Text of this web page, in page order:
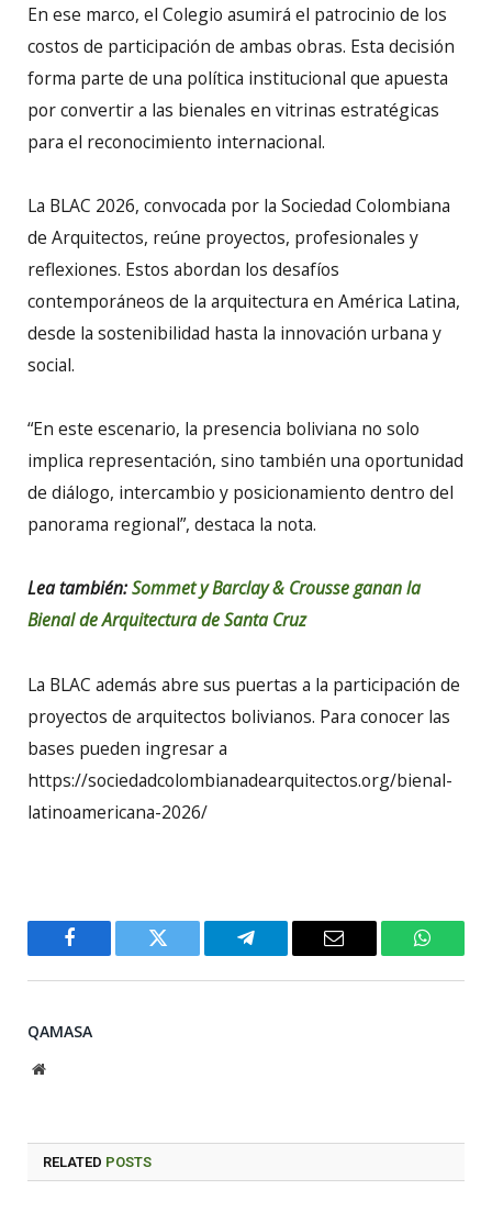
En ese marco, el Colegio asumirá el patrocinio de los
costos de participación de ambas obras. Esta decisión
forma parte de una política institucional que apuesta
por convertir a las bienales en vitrinas estratégicas
para el reconocimiento internacional.
La BLAC 2026, convocada por la Sociedad Colombiana
de Arquitectos, reúne proyectos, profesionales y
reflexiones. Estos abordan los desafíos
contemporáneos de la arquitectura en América Latina,
desde la sostenibilidad hasta la innovación urbana y
social.
“En este escenario, la presencia boliviana no solo
implica representación, sino también una oportunidad
de diálogo, intercambio y posicionamiento dentro del
panorama regional”, destaca la nota.
Lea también:Sommet y Barclay & Crousse ganan la
Bienal de Arquitectura de Santa Cruz
La BLAC además abre sus puertas a la participación de
proyectos de arquitectos bolivianos. Para conocer las
bases pueden ingresar a
https://sociedadcolombianadearquitectos.org/bienal-
latinoamericana-2026/
Facebook Twitter Telegram Email
QAMASA
Website
RELATED POSTS